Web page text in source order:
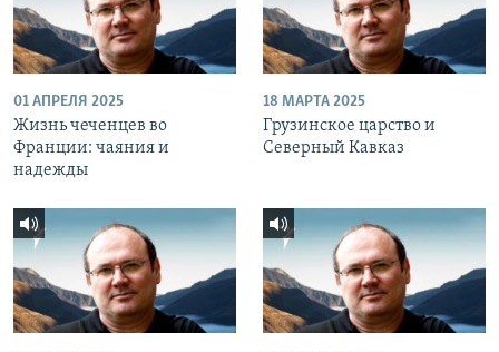
01 АПРЕЛЯ 2025
Жизнь чеченцев во
Франции: чаяния и
надежды
18 МАРТА 2025
Грузинское царство и
Северный Кавказ